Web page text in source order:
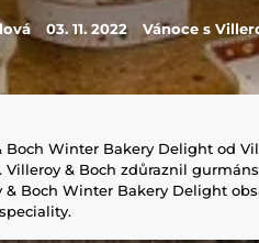
03. 11. 2022 Vánoce s
Boch Winter Bakery Delight od
Villeroy & Boch zdůraznil
& Boch Winter Bakery Delight